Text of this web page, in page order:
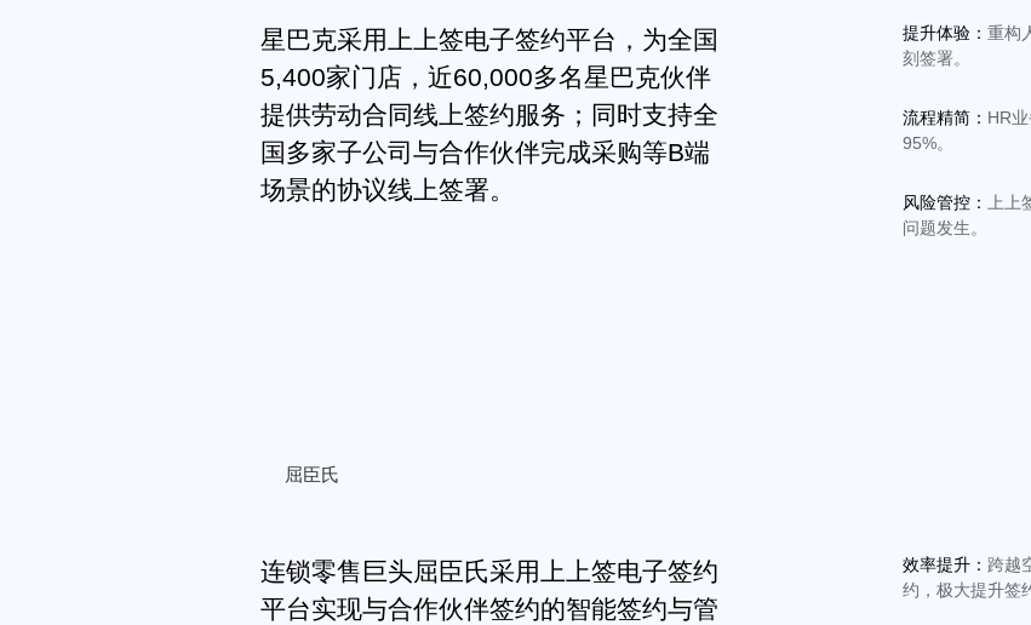
星巴克采用上上签电子签约平台，为全国
5,400家门店，近60,000多名星巴克伙伴
提供劳动合同线上签约服务；同时支持全
国多家子公司与合作伙伴完成采购等B端
场景的协议线上签署。
提升体验：重构
刻签署。
流程精简： HR
95%。
风险管控：上上
问题发生。
屈臣氏
连锁零售巨头屈臣氏采用上上签电子签约
平台实现与合作伙伴签约的智能签约与管
效率提升： 跨越
约，极大提升签